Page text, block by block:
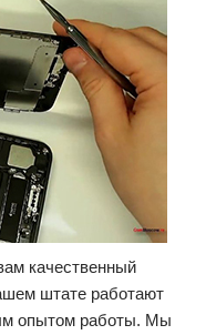
качественный
штате работают
опытом работы. Мы